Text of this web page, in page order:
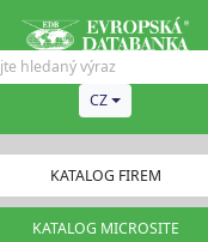
CZ
KATALOG FIREM
KATALOG MICROSITE